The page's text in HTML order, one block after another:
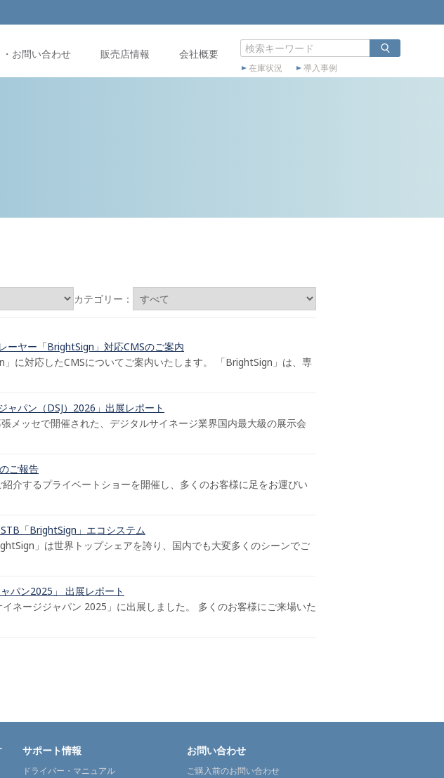
お問い合わせ 販売店情報 会社概要
在庫状況 導入事例
カテゴリー：
ーヤー「BrightSign」対応CMSのご案内
に対応したCMSについてご案内いたします。 「BrightSign」は、専
パン（DSJ）2026」出展レポート
メッセで開催された、デジタルサイネージ業界国内最大級の展示会
ご報告
介するプライベートショーを開催し、多くのお客様に足をお運びい
「BrightSign」エコシステム
」は世界トップシェアを誇り、国内でも大変多くのシーンでご
パン2025」 出展レポート
ネージジャパン 2025」に出展しました。 多くのお客様にご来場いた
サポート情報
ドライバー・マニュアル
お問い合わせ
ご購入前のお問い合わせ